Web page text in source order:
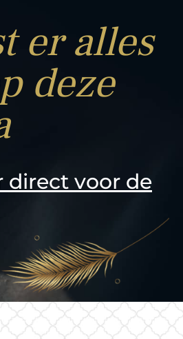
er alles
deze
direct voor de